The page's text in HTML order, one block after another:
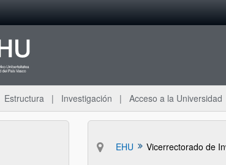
Estructura Investigación Acceso a la Universidad
EHU Vicerrectorado de